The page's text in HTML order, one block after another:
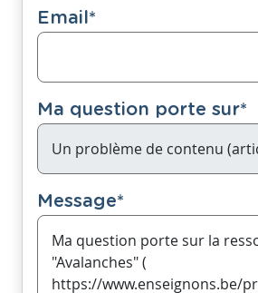
Email*
Ma question porte sur*
Message*